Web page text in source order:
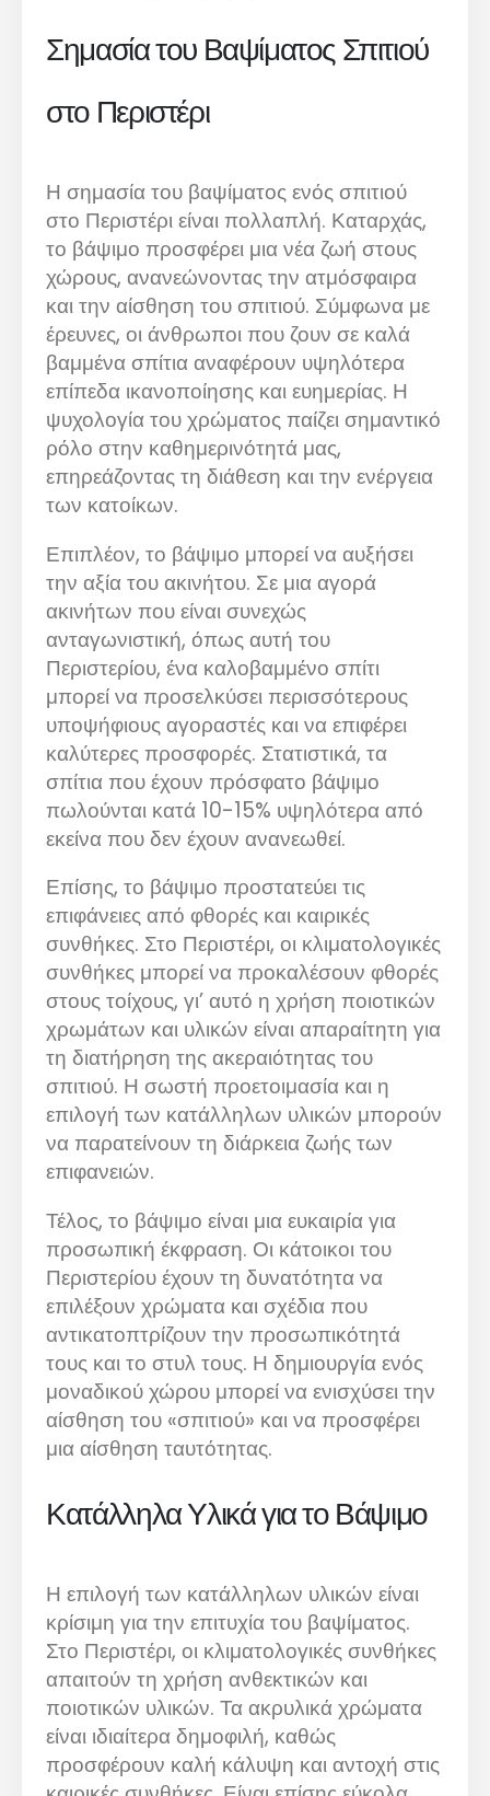
Σημασία του Βαψίματος Σπιτιού
στο Περιστέρι
Η σημασία του βαψίματος ενός σπιτιού
στο Περιστέρι είναι πολλαπλή. Καταρχάς,
το βάψιμο προσφέρει μια νέα ζωή στους
χώρους, ανανεώνοντας την ατμόσφαιρα
και την αίσθηση του σπιτιού. Σύμφωνα με
έρευνες, οι άνθρωποι που ζουν σε καλά
βαμμένα σπίτια αναφέρουν υψηλότερα
επίπεδα ικανοποίησης και ευημερίας. Η
ψυχολογία του χρώματος παίζει σημαντικό
ρόλο στην καθημερινότητά μας,
επηρεάζοντας τη διάθεση και την ενέργεια
των κατοίκων.
Επιπλέον, το βάψιμο μπορεί να αυξήσει
την αξία του ακινήτου. Σε μια αγορά
ακινήτων που είναι συνεχώς
ανταγωνιστική, όπως αυτή του
Περιστερίου, ένα καλοβαμμένο σπίτι
μπορεί να προσελκύσει περισσότερους
υποψήφιους αγοραστές και να επιφέρει
καλύτερες προσφορές. Στατιστικά, τα
σπίτια που έχουν πρόσφατο βάψιμο
πωλούνται κατά 10-15% υψηλότερα από
εκείνα που δεν έχουν ανανεωθεί.
Επίσης, το βάψιμο προστατεύει τις
επιφάνειες από φθορές και καιρικές
συνθήκες. Στο Περιστέρι, οι κλιματολογικές
συνθήκες μπορεί να προκαλέσουν φθορές
στους τοίχους, γι’ αυτό η χρήση ποιοτικών
χρωμάτων και υλικών είναι απαραίτητη για
τη διατήρηση της ακεραιότητας του
σπιτιού. Η σωστή προετοιμασία και η
επιλογή των κατάλληλων υλικών μπορούν
να παρατείνουν τη διάρκεια ζωής των
επιφανειών.
Τέλος, το βάψιμο είναι μια ευκαιρία για
προσωπική έκφραση. Οι κάτοικοι του
Περιστερίου έχουν τη δυνατότητα να
επιλέξουν χρώματα και σχέδια που
αντικατοπτρίζουν την προσωπικότητά
τους και το στυλ τους. Η δημιουργία ενός
μοναδικού χώρου μπορεί να ενισχύσει την
αίσθηση του «σπιτιού» και να προσφέρει
μια αίσθηση ταυτότητας.
Κατάλληλα Υλικά για το Βάψιμο
Η επιλογή των κατάλληλων υλικών είναι
κρίσιμη για την επιτυχία του βαψίματος.
Στο Περιστέρι, οι κλιματολογικές συνθήκες
απαιτούν τη χρήση ανθεκτικών και
ποιοτικών υλικών. Τα ακρυλικά χρώματα
είναι ιδιαίτερα δημοφιλή, καθώς
προσφέρουν καλή κάλυψη και αντοχή στις